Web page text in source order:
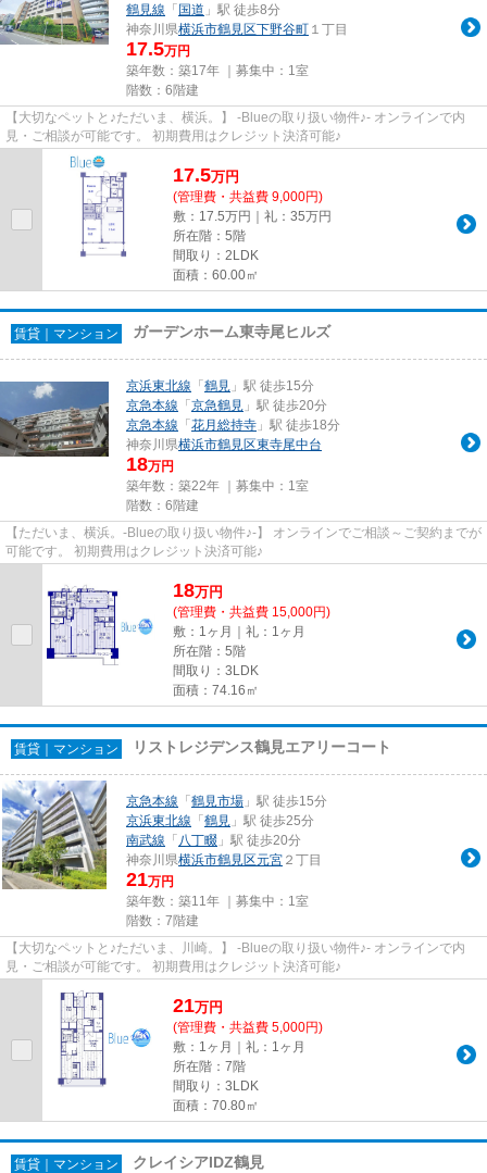
鶴見線 「 国道 」駅 徒歩8分
神奈川県横浜市鶴見区下野谷町 １丁目
17.5万円
築年数：築17年 ｜募集中： 1室
階数：6階建
【大切なペットと♪ただいま、横浜。】 -Blueの取り扱い物件♪- オンラインで内
見・ご相談が可能です。 初期費用はクレジット決済可能♪
17.5万円
(管理費・共益費 9,000円)
敷：17.5万円｜礼：35万円
所在階：5階
間取り：2LDK
面積：60.00㎡
賃貸｜マンション ガーデンホーム東寺尾ヒルズ
京浜東北線 「 鶴見 」駅 徒歩15分
京急本線 「 京急鶴見 」駅 徒歩20分
京急本線 「 花月総持寺 」駅 徒歩18分
神奈川県横浜市鶴見区東寺尾中台
18万円
築年数：築22年 ｜募集中： 1室
階数：6階建
【ただいま、横浜。-Blueの取り扱い物件♪-】 オンラインでご相談～ご契約までが
可能です。 初期費用はクレジット決済可能♪
18万円
(管理費・共益費 15,000円)
敷：1ヶ月｜礼：1ヶ月
所在階：5階
間取り：3LDK
面積：74.16㎡
賃貸｜マンション リストレジデンス鶴見エアリーコート
京急本線 「 鶴見市場 」駅 徒歩15分
京浜東北線 「 鶴見 」駅 徒歩25分
南武線 「 八丁畷 」駅 徒歩20分
神奈川県横浜市鶴見区元宮 ２丁目
21万円
築年数：築11年 ｜募集中： 1室
階数：7階建
【大切なペットと♪ただいま、川崎。】 -Blueの取り扱い物件♪- オンラインで内
見・ご相談が可能です。 初期費用はクレジット決済可能♪
21万円
(管理費・共益費 5,000円)
敷：1ヶ月｜礼：1ヶ月
所在階：7階
間取り：3LDK
面積：70.80㎡
賃貸｜マンション クレイシアIDZ鶴見